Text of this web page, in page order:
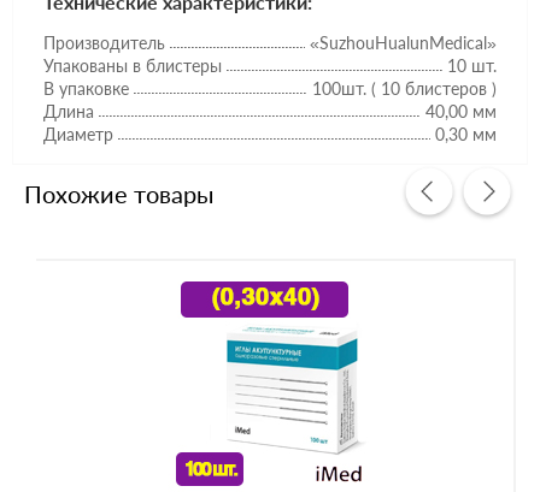
Производитель
«SuzhouHualunMedical»
Упакованы в блистеры
10 шт.
В упаковке
100шт. ( 10 блистеров )
Длина
40,00 мм
Диаметр
0,30 мм
Похожие товары